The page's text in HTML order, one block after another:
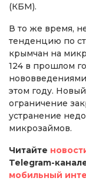
(КБМ).
В то же время,
тенденцию по
крымчан на
124 в прошлом
этом году.
ограничение
устранение
микрозаймов.
Читайте
Telegram-
мобильный